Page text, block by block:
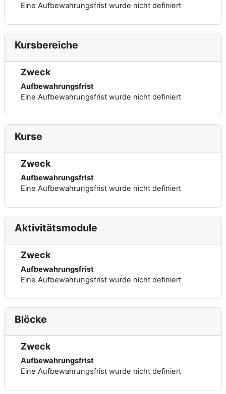
Eine Aufbewahrungsfrist wurde nicht definiert
Kursbereiche
Zweck
Aufbewahrungsfrist
Eine Aufbewahrungsfrist wurde nicht definiert
Kurse
Zweck
Aufbewahrungsfrist
Eine Aufbewahrungsfrist wurde nicht definiert
Aktivitätsmodule
Zweck
Aufbewahrungsfrist
Eine Aufbewahrungsfrist wurde nicht definiert
Blöcke
Zweck
Aufbewahrungsfrist
Eine Aufbewahrungsfrist wurde nicht definiert